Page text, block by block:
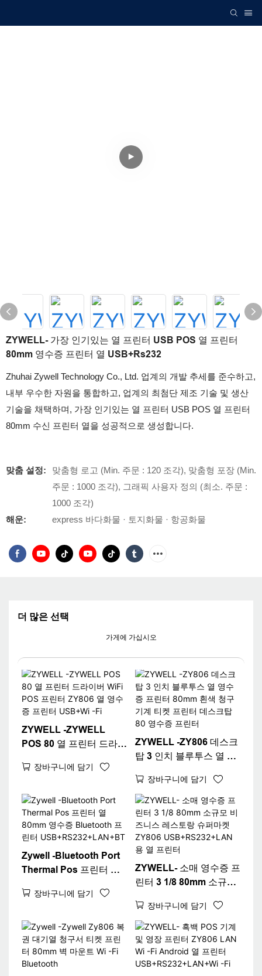
ZYWELL- 가장 인기있는 열 프린터 USB POS 열 프린터
80mm 영수증 프린터 열 USB+Rs232
Zhuhai Zywell Technology Co., Ltd. 업계의 개발 추세를 준수하고,
내부 우수한 자원을 통합하고, 업계의 최첨단 제조 기술 및 생산
기술을 채택하며, 가장 인기있는 열 프린터 USB POS 열 프린터
80mm 수신 프린터 열을 성공적으로 생성합니다.
맞춤 설정:
맞춤형 로고 (Min. 주문 : 120 조각), 맞춤형 포장 (Min.
주문 : 1000 조각), 그래픽 사용자 정의 (최소. 주문 :
1000 조각)
해운:
express 바다화물 · 토지화물 · 항공화물
더 많은 선택
가게에 가십시오
ZYWELL -ZYWELL
POS 80 열 프린터 드라이
ZY806 열 영수증 프린터
장바구니에 담기
ZYWELL -ZY806 데스크
탑 3 인치 블루투스 열 영
청구 기계 티켓 프린터 데
스크탑 80 영수증 프린터
장바구니에 담기
Zywell -Bluetooth Port
Thermal Pos 프린터 열
프린터
장바구니에 담기
ZYWELL- 소매 영수증 프
린터 3 1/8 80mm 소규모
마켓 ZY806
USB+RS232+LAN 용 열
프린터
장바구니에 담기